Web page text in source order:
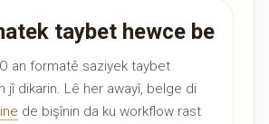
taybet hewce be
an formatê saziyek taybet
jî dikarin. Lê her awayî, belge di
de bişînin da ku workflow rast